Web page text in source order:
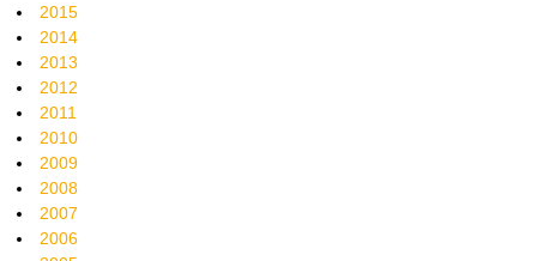
2015
2014
2013
2012
2011
2010
2009
2008
2007
2006